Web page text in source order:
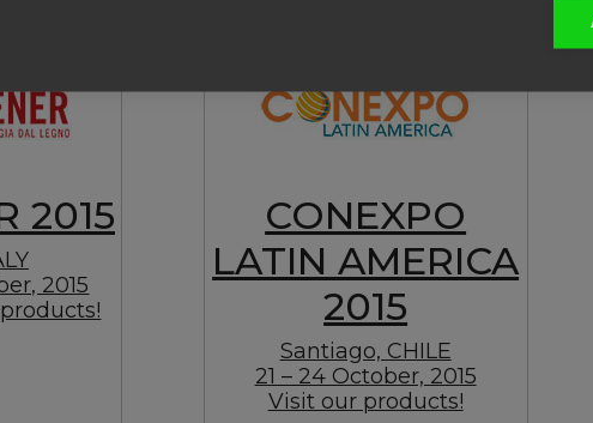
2015
2015
CONEXPO
LATIN AMERICA
2015
Santiago, CHILE
21 – 24 October, 2015
Visit our products!